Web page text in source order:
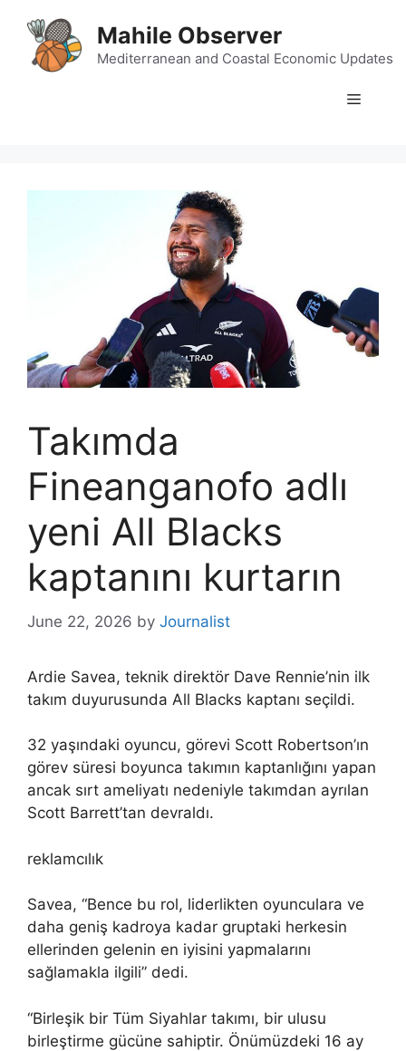
content
Mahile Observer
Mediterranean and Coastal Economic Updates
Menu
Takımda
Fineanganofo adlı
yeni All Blacks
kaptanını kurtarın
June 22, 2026 by Journalist
Ardie Savea, teknik direktör Dave Rennie’nin ilk
takım duyurusunda All Blacks kaptanı seçildi.
32 yaşındaki oyuncu, görevi Scott Robertson’ın
görev süresi boyunca takımın kaptanlığını yapan
ancak sırt ameliyatı nedeniyle takımdan ayrılan
Scott Barrett’tan devraldı.
reklamcılık
Savea, “Bence bu rol, liderlikten oyunculara ve
daha geniş kadroya kadar gruptaki herkesin
ellerinden gelenin en iyisini yapmalarını
sağlamakla ilgili” dedi.
“Birleşik bir Tüm Siyahlar takımı, bir ulusu
birleştirme gücüne sahiptir. Önümüzdeki 16 ay